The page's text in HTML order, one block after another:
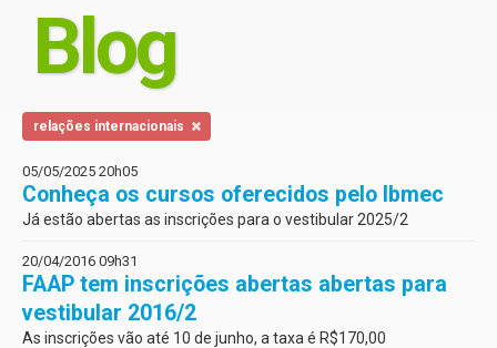
Blog
relações internacionais
05/05/2025 20h05
Conheça os cursos oferecidos pelo Ibmec
Já estão abertas as inscrições para o vestibular 2025/2
20/04/2016 09h31
FAAP tem inscrições abertas abertas para
vestibular 2016/2
As inscrições vão até 10 de junho, a taxa é R$170,00